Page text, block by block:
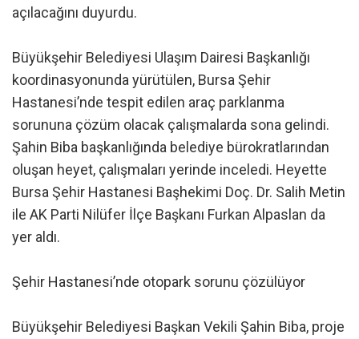
açılacağını duyurdu.
Büyükşehir Belediyesi Ulaşım Dairesi Başkanlığı
koordinasyonunda yürütülen, Bursa Şehir
Hastanesi’nde tespit edilen araç parklanma
sorununa çözüm olacak çalışmalarda sona gelindi.
Şahin Biba başkanlığında belediye bürokratlarından
oluşan heyet, çalışmaları yerinde inceledi. Heyette
Bursa Şehir Hastanesi Başhekimi Doç. Dr. Salih Metin
ile AK Parti Nilüfer İlçe Başkanı Furkan Alpaslan da
yer aldı.
Şehir Hastanesi’nde otopark sorunu çözülüyor
Büyükşehir Belediyesi Başkan Vekili Şahin Biba, proje